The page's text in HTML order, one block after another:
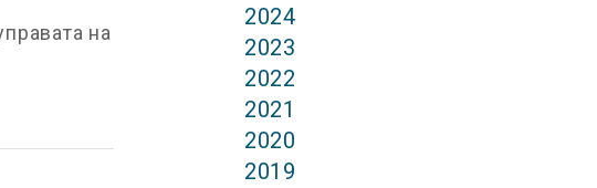
на
2024
2023
2022
2021
2020
2019